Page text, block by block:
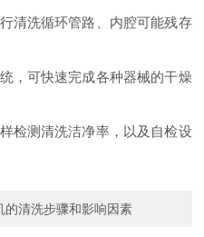
清洗循环管路、内腔可能残存
，可快速完成各种器械的干燥
检测清洗洁净率，以及自检设
的清洗步骤和影响因素